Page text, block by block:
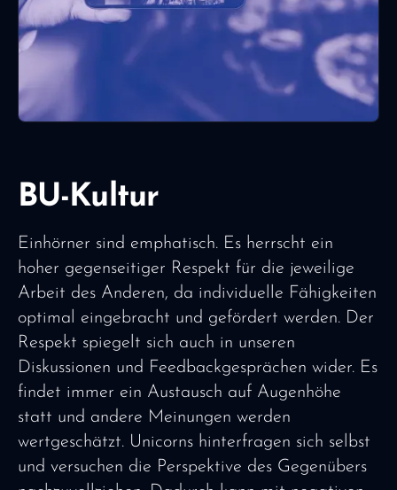
BU-Kultur
Einhörner sind emphatisch. Es herrscht ein
hoher gegenseitiger Respekt für die jeweilige
Arbeit des Anderen, da individuelle Fähigkeiten
optimal eingebracht und gefördert werden. Der
Respekt spiegelt sich auch in unseren
Diskussionen und Feedbackgesprächen wider. Es
findet immer ein Austausch auf Augenhöhe
statt und andere Meinungen werden
wertgeschätzt. Unicorns hinterfragen sich selbst
und versuchen die Perspektive des Gegenübers